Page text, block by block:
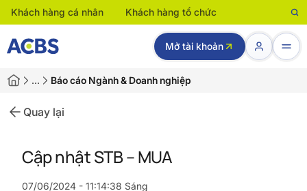
Khách hàng cá nhân Khách hàng tổ chức
Mở tài khoản
… Báo cáo Ngành & Doanh nghiệp
Quay lại
Cập nhật STB – MUA
07/06/2024 - 11:14:38 Sáng